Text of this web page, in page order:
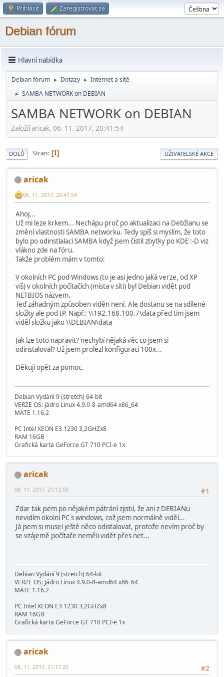
Přihlásit Zaregistrovat se
Debian fórum
Hlavní nabídka
Debian fórum ► Dotazy ► Internet a sítě
► SAMBA NETWORK on DEBIAN
SAMBA NETWORK on DEBIAN
Založil aricak, 06. 11. 2017, 20:41:54
DOLŮ Stran 1 UŽIVATELSKÉ AKCE
aricak
06. 11. 2017, 20:41:54
Ahoj...
Už mi leze krkem... Nechápu proč po aktualizaci na Debžianu se
změní vlastnosti SAMBA networku. Tedy spíš si myslím, že toto
bylo po odinstlalaci SAMBA když jsem čistil zbytky po KDE :-D viz
vlákno zde na fóru.
Takže problém mám v tomto:
V okolních PC pod Windows (to je asi jedno jaká verze, od XP
víš) v okolních počítačích (místa v síti) byl Debian vidět pod
NETBIOS názvem.
Teď záhadným způsoben viděn není. Ale dostanu se na sdílené
složky ale pod IP. Např.: \\192.168.100.7\data před tím jsem
viděl složku jako \\DEBIAN\data
Jak lze toto napravit? nechybí nějaká věc co jsem si
odinstaloval? Už jsem prolezl konfiguraci 100x...
Děkuji opět za pomoc.
Debian Vydání 9 (stretch) 64-bit
VERZE OS: Jádro Linux 4.9.0-8-amd64 x86_64
MATE 1.16.2
PC Intel XEON E3 1230 3,2GHZx8
RAM 16GB
Grafická karta GeForce GT 710 PCI-e 1x
aricak
#1
08. 11. 2017, 21:13:58
Zdar tak jsem po nějakém pátrání zjistil, že ani z DEBIANu
nevidím okolní PC s windows, což jsem normálně viděl...
Já jsem si musel ještě něco odistalovat, protože nevím proč by
se vzájemě počítače neměli vidět přes net...
Debian Vydání 9 (stretch) 64-bit
VERZE OS: Jádro Linux 4.9.0-8-amd64 x86_64
MATE 1.16.2
PC Intel XEON E3 1230 3,2GHZx8
RAM 16GB
Grafická karta GeForce GT 710 PCI-e 1x
aricak
#2
08. 11. 2017, 21:17:20